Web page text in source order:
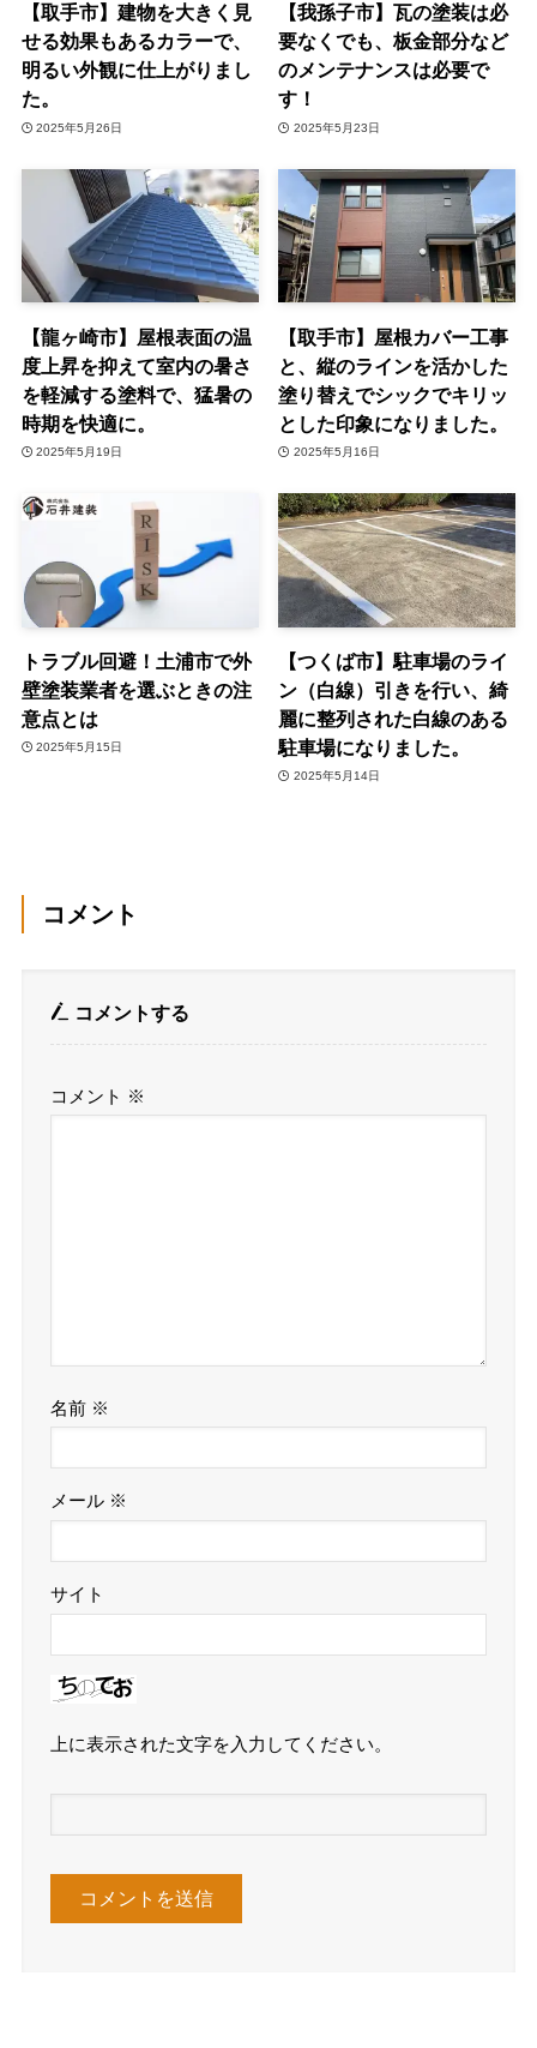
【取手市】建物を大きく見
せる効果もあるカラーで、
明るい外観に仕上がりまし
た。
2025年5月26日
【我孫子市】瓦の塗装は必
要なくでも、板金部分など
のメンテナンスは必要で
す！
2025年5月23日
【龍ヶ崎市】屋根表面の温
度上昇を抑えて室内の暑さ
を軽減する塗料で、猛暑の
時期を快適に。
2025年5月19日
【取手市】屋根カバー工事
と、縦のラインを活かした
塗り替えでシックでキリッ
とした印象になりました。
2025年5月16日
トラブル回避！土浦市で外
壁塗装業者を選ぶときの注
意点とは
2025年5月15日
【つくば市】駐車場のライ
ン（白線）引きを行い、綺
麗に整列された白線のある
駐車場になりました。
2025年5月14日
コメント
コメントする
コメント ※
名前 ※
メール ※
サイト
上に表示された文字を入力してください。